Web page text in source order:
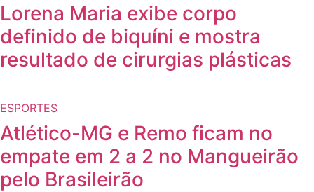
Lorena Maria exibe corpo
definido de biquíni e mostra
resultado de cirurgias plásticas
ESPORTES
Atlético-MG e Remo ficam no
empate em 2 a 2 no Mangueirão
pelo Brasileirão